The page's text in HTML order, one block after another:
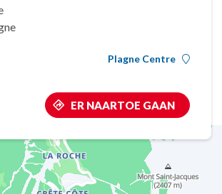
Plagne Centre
ER NAARTOE GAAN